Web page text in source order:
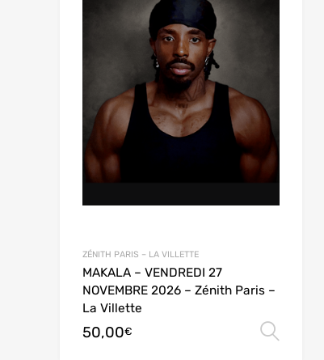
Choix des options
ZÉNITH PARIS – LA VILLETTE
MAKALA – VENDREDI 27
NOVEMBRE 2026 – Zénith Paris –
La Villette
50,00€